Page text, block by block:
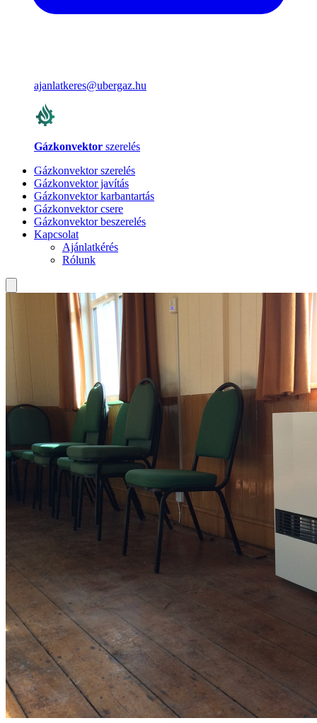
ajanlatkeres@ubergaz.hu
Gázkonvektor szerelés
Gázkonvektor szerelés
Gázkonvektor javítás
Gázkonvektor karbantartás
Gázkonvektor csere
Gázkonvektor beszerelés
Kapcsolat
Ajánlatkérés
Rólunk